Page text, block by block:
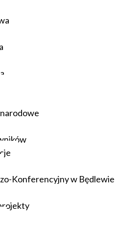
Konferencyjny w Będlewie